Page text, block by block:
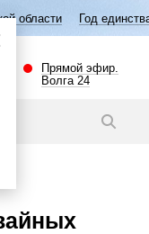
единства народов
Прямой эфир.
Волга 24